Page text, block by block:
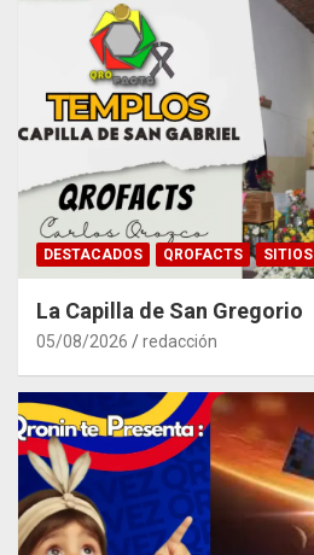
DESTACADOS QROFACTS SITIOS
La Capilla de San Gregorio
05/08/2026 redacción